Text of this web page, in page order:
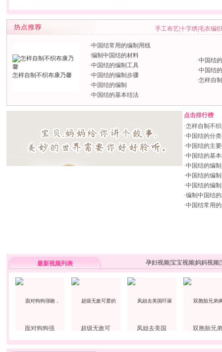
手工布艺十字绣毛衣编织
怎样自制不织布康乃馨
·中国结常用的编制用线
·编制中国结的材料
·中国结的编制工具
·中国结的编制步骤
·中国结的编制
·中国结的基本结法
·中国结
·中国结
·怎样自
点击排行榜
·怎样自制不
·中国结的分类
·中国结的主
·中国结的基
·中国结的编制
·中国结的编
·中国结的编
·编制中国结
·中国结常用
最新视频列表 孕妇视频宝宝视频妈妈视频
面对狗狗强 超级无敌可 凤姐去美国 双胞胎兄弟